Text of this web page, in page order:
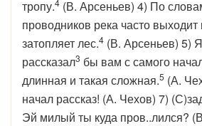
тропу.4 (В. Арсеньев) 4) По
проводников река часто выходит
затопляет лес.4 (В. Арсеньев) 5)
рассказал3 бы вам с самого
длинная и такая сложная.5 (А.
начал рассказ! (А. Чехов) 7)
Эй милый ты куда пров..лился?